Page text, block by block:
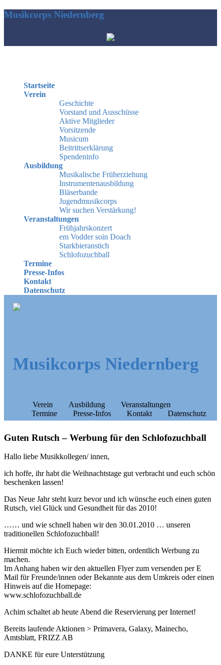
Musikcorps Niedernberg
Startseite
Verein
Geschichte
Vorstand und Ausschüsse
Aktive Mitglieder
Vorsitzende
Musicum
Beitrittserklärung
Spendeninfo
Ausbildung
Musikalische Früherziehung
Instrumentenausbildung
Bläserbande
Jugendmusikcorps
Wir suchen Verstärkung!
Veranstaltungen
Frühjahrskonzert
em Vodder soin Doach
Starkbieranstich
Schlofozuchball
Termine
Presse-Infos
Kontakt
Datenschutz
Musikcorps Niedernberg
Verein Ausbildung
Veranstaltungen
Termine
Presse-Infos Kontakt Datenschutz
Guten Rutsch – Werbung für den Schlofozuchball
Hallo liebe Musikkollegen/ innen,
ich hoffe, ihr habt die Weihnachtstage gut verbracht und euch schön
beschenken lassen!
Das Neue Jahr steht kurz bevor und ich wünsche euch einen guten
Rutsch, viel Glück und Gesundheit für das 2010!
…… und wie schnell haben wir den 30.01.2010 … unseren
traditionellen Schlofozuchball!
Hiermit möchte ich Euch wieder bitten, ordentlich Werbung zu
machen.
Im Anhang haben wir den aktuellen Flyer zum versenden per E
Mail für Freunde/innen oder Bekannte aus dem Umkreis oder einen
Hinweis auf die Homepage:
www.schlofozuchball.de
Achim schaltet ab heute Abend die Reservierung per Internet!
Bereits laufende Aktionen > Primavera, Galaxy, Mainecho,
Amtsblatt, FRIZZ AB
DANKE für eure Unterstützung